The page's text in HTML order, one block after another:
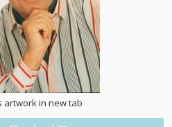
artwork in new tab